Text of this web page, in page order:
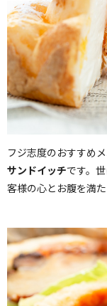
フジ志度のおすすめメ
サンドイッチです。
客様の心とお腹を満た